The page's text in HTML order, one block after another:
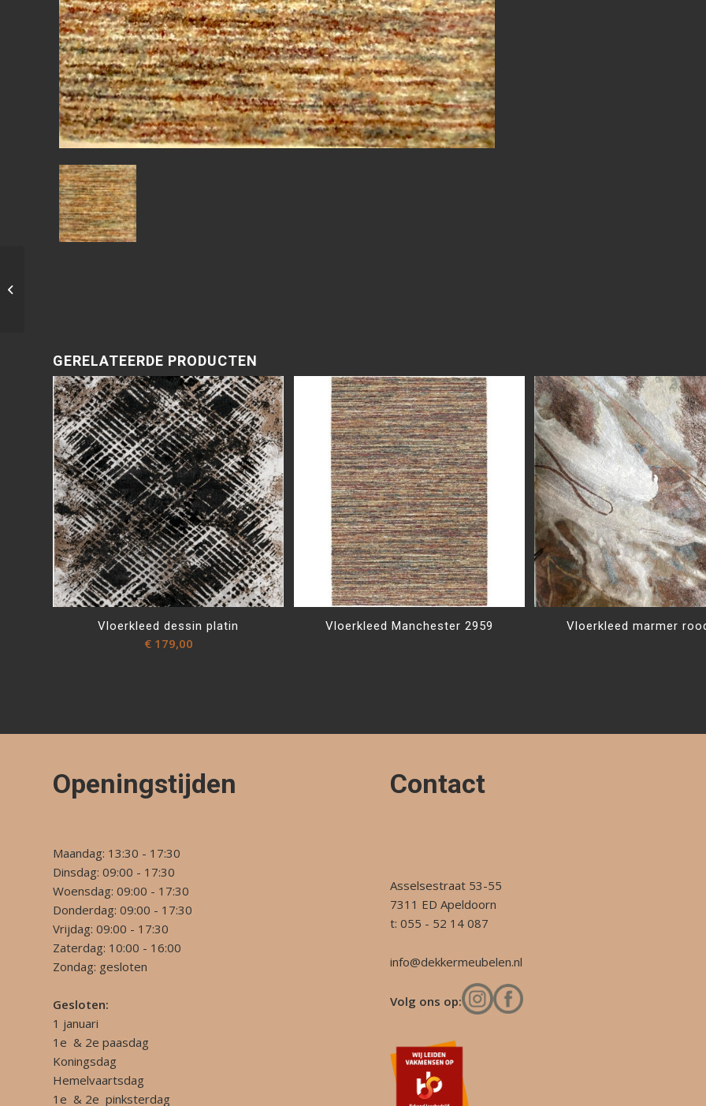
GERELATEERDE PRODUCTEN
Vloerkleed dessin platin
€179,00
Vloerkleed Manchester 2959 Vloerkleed marmer
Openingstijden
Maandag: 13:30 - 17:30
Dinsdag: 09:00 - 17:30
Woensdag: 09:00 - 17:30
Donderdag: 09:00 - 17:30
Vrijdag: 09:00 - 17:30
Zaterdag: 10:00 - 16:00
Zondag: gesloten
Gesloten:
1 januari
1e & 2e paasdag
Koningsdag
Hemelvaartsdag
1e & 2e pinksterdag
Contact
Asselsestraat 53-55
7311 ED Apeldoorn
t: 055 - 52 14 087
info@dekkermeubelen.nl
Volg ons op: